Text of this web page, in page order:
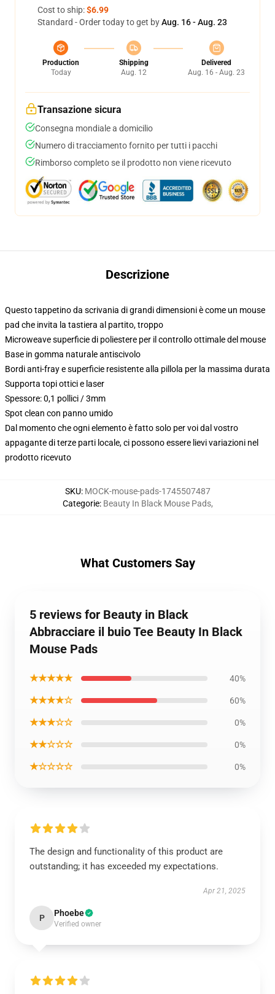
Cost to ship:$6.99
Standard - Order today to get byAug. 16 - Aug. 23
Production
Today
Shipping
Aug. 12
Delivered
Aug. 16 - Aug. 23
Transazione sicura
Consegna mondiale a domicilio
Numero di tracciamento fornito per tutti i pacchi
Rimborso completo se il prodotto non viene ricevuto
Descrizione
Questo tappetino da scrivania di grandi dimensioni è come un mouse
pad che invita la tastiera al partito, troppo
Microweave superficie di poliestere per il controllo ottimale del mouse
Base in gomma naturale antiscivolo
Bordi anti-fray e superficie resistente alla pillola per la massima durata
Supporta topi ottici e laser
Spessore: 0,1 pollici / 3mm
Spot clean con panno umido
Dal momento che ogni elemento è fatto solo per voi dal vostro
appagante di terze parti locale, ci possono essere lievi variazioni nel
prodotto ricevuto
SKU: MOCK-mouse-pads-1745507487
Categorie: Beauty In Black Mouse Pads,
What Customers Say
5 reviews for Beauty in Black
Abbracciare il buio Tee Beauty In Black
Mouse Pads
★★★★★ 40%
★★★★☆ 60%
★★★☆☆ 0%
★★☆☆☆ 0%
★☆☆☆☆ 0%
The design and functionality of this product are
outstanding; it has exceeded my expectations.
Apr 21, 2025
P Phoebe
Verified owner